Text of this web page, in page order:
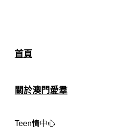
首頁
關於澳門愛羣
Teen情中心